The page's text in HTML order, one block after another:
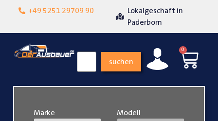
+49 5251 29709 90Lokalgeschäft in
suchen
0
Marke Modell